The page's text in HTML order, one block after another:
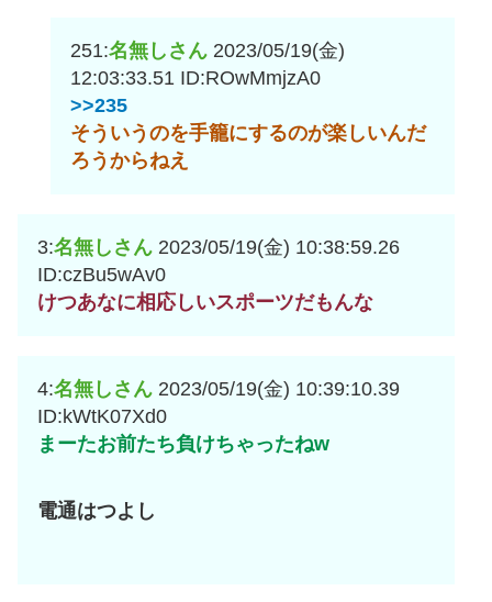
251:名無しさん 2023/05/19(金)
12:03:33.51 ID:ROwMmjzA0
>>235
そういうのを手籠にするのが楽しいんだ
ろうからねえ
3:名無しさん 2023/05/19(金) 10:38:59.26
ID:czBu5wAv0
けつあなに相応しいスポーツだもんな
4:名無しさん 2023/05/19(金) 10:39:10.39
ID:kWtK07Xd0
まーたお前たち負けちゃったねw
電通はつよし